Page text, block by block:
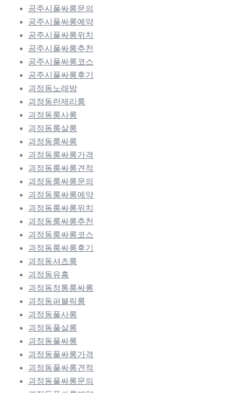
공주시풀싸롱문의
공주시풀싸롱예약
공주시풀싸롱위치
공주시풀싸롱추천
공주시풀싸롱코스
공주시풀싸롱후기
괴정동노래방
괴정동란제리룸
괴정동룸사롱
괴정동룸살롱
괴정동룸싸롱
괴정동룸싸롱가격
괴정동룸싸롱견적
괴정동룸싸롱문의
괴정동룸싸롱예약
괴정동룸싸롱위치
괴정동룸싸롱추천
괴정동룸싸롱코스
괴정동룸싸롱후기
괴정동셔츠룸
괴정동유흥
괴정동정통룸싸롱
괴정동퍼블릭룸
괴정동풀사롱
괴정동풀살롱
괴정동풀싸롱
괴정동풀싸롱가격
괴정동풀싸롱견적
괴정동풀싸롱문의